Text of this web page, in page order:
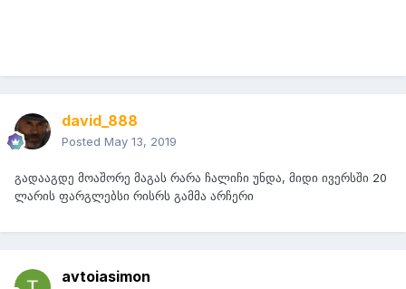
david_888
Posted May 13, 2019
გადააგდე მოაშორე მაგას რარა ჩალიჩი უნდა, მიდი ივერსში 20
ლარის ფარგლებსი რისრს გამმა არჩერი
avtoiasimon